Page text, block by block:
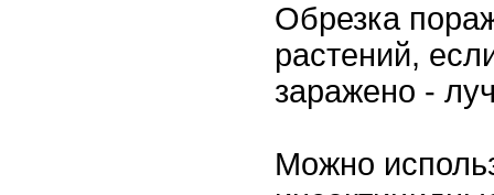
Обрезка
растений,
заражено -
Можно